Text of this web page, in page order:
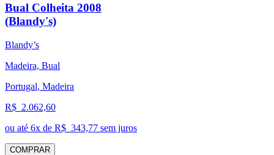
Bual Colheita 2008
(Blandy's)
Blandy’s
Madeira, Bual
Portugal, Madeira
R$ 2.062,60
ou até 6x de R$ 343,77 sem juros
COMPRAR